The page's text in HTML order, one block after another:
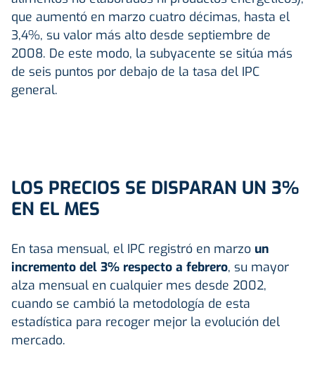
que aumentó en marzo cuatro décimas, hasta el
3,4%, su valor más alto desde septiembre de
2008. De este modo, la subyacente se sitúa más
de seis puntos por debajo de la tasa del IPC
general.
LOS PRECIOS SE DISPARAN UN 3%
EN EL MES
En tasa mensual, el IPC registró en marzo un
incremento del 3% respecto a febrero, su mayor
alza mensual en cualquier mes desde 2002,
cuando se cambió la metodología de esta
estadística para recoger mejor la evolución del
mercado.